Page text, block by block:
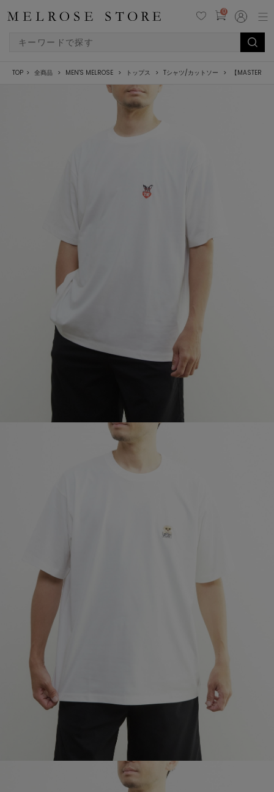
0
TOP 全商品 MEN'S MELROSE トップス Tシャツ/カットソー 【MASTER